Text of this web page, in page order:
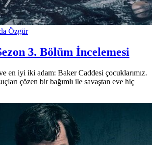
Özgür
3. Bölüm İncelemesi
ve en iyi iki adam: Baker Caddesi çocuklarımız.
çözen bir bağımlı ile savaştan eve hiç